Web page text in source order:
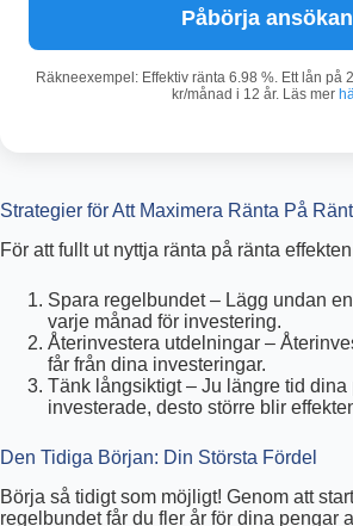
Påbörja ansökan
Räkneexempel: Effektiv ränta 6.98 %. Ett lån på
kr/månad i 12 år. Läs mer
Strategier för Att Maximera Ränta På
För att fullt ut nyttja ränta på ränta
Spara regelbundet – Lägg undan
varje månad för investering.
Återinvestera utdelningar –
får från dina investeringar.
Tänk långsiktigt – Ju längre tid dina
investerade, desto större blir
Den Tidiga Början: Din Största Fördel
Börja så tidigt som möjligt! Genom att
regelbundet får du fler år för dina pengar